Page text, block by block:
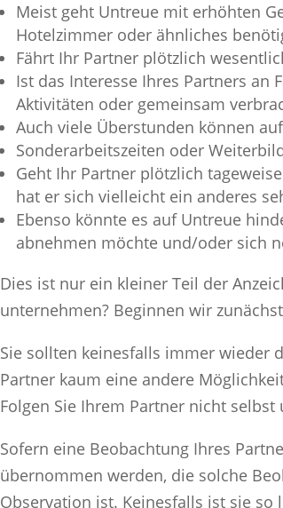
Meist geht Untreue mit erhöhten
Hotelzimmer oder ähnliches
Fährt Ihr Partner plötzlich
Ist das Interesse Ihres Partners an
Aktivitäten oder gemeinsam
Auch viele Überstunden können
Sonderarbeitszeiten oder
Geht Ihr Partner plötzlich
hat er sich vielleicht ein anderes
Ebenso könnte es auf Untreue
abnehmen möchte und/oder sich
Dies ist nur ein kleiner Teil der
unternehmen? Beginnen wir
Sie sollten keinesfalls immer wieder
Partner kaum eine andere
Folgen Sie Ihrem Partner nicht
Sofern eine Beobachtung Ihres
übernommen werden, die solche
Observation ist. Keinesfalls ist sie so